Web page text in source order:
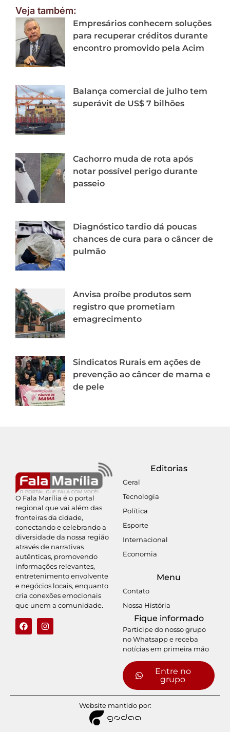
Veja também:
Empresários conhecem soluções
para recuperar créditos durante
encontro promovido pela Acim
Balança comercial de julho tem
superávit de US$ 7 bilhões
Cachorro muda de rota após
notar possível perigo durante
passeio
Diagnóstico tardio dá poucas
chances de cura para o câncer de
pulmão
Anvisa proíbe produtos sem
registro que prometiam
emagrecimento
Sindicatos Rurais em ações de
prevenção ao câncer de mama e
de pele
O Fala Marília é o portal
regional que vai além das
fronteiras da cidade,
conectando e celebrando a
diversidade da nossa região
através de narrativas
autênticas, promovendo
informações relevantes,
entretenimento envolvente
e negócios locais, enquanto
cria conexões emocionais
que unem a comunidade.
Editorias
Geral
Tecnologia
Política
Esporte
Internacional
Economia
Menu
Contato
Nossa História
Fique informado
Participe do nosso grupo
no Whatsapp e receba
notícias em primeira mão
Entre no
grupo
Website mantido por: